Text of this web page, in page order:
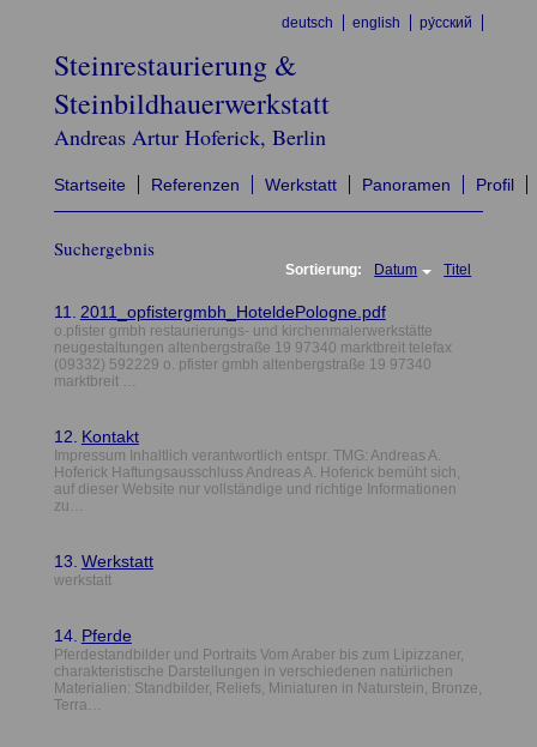
deutsch english ру́сский
Steinrestaurierung &
Steinbildhauerwerkstatt
Andreas Artur Hoferick, Berlin
Startseite Referenzen Werkstatt Panoramen Profil
Suchergebnis
Sortierung: Datum Titel
11. 2011_opfistergmbh_HoteldePologne.pdf
o.pfister gmbh restaurierungs- und kirchenmalerwerkstätte
neugestaltungen altenbergstraße 19 97340 marktbreit telefax
(09332) 592229 o. pfister gmbh altenbergstraße 19 97340
marktbreit …
12. Kontakt
Impressum Inhaltlich verantwortlich entspr. TMG: Andreas A.
Hoferick Haftungsausschluss Andreas A. Hoferick bemüht sich,
auf dieser Website nur vollständige und richtige Informationen
zu…
13. Werkstatt
werkstatt
14. Pferde
Pferdestandbilder und Portraits Vom Araber bis zum Lipizzaner,
charakteristische Darstellungen in verschiedenen natürlichen
Materialien: Standbilder, Reliefs, Miniaturen in Naturstein, Bronze,
Terra…